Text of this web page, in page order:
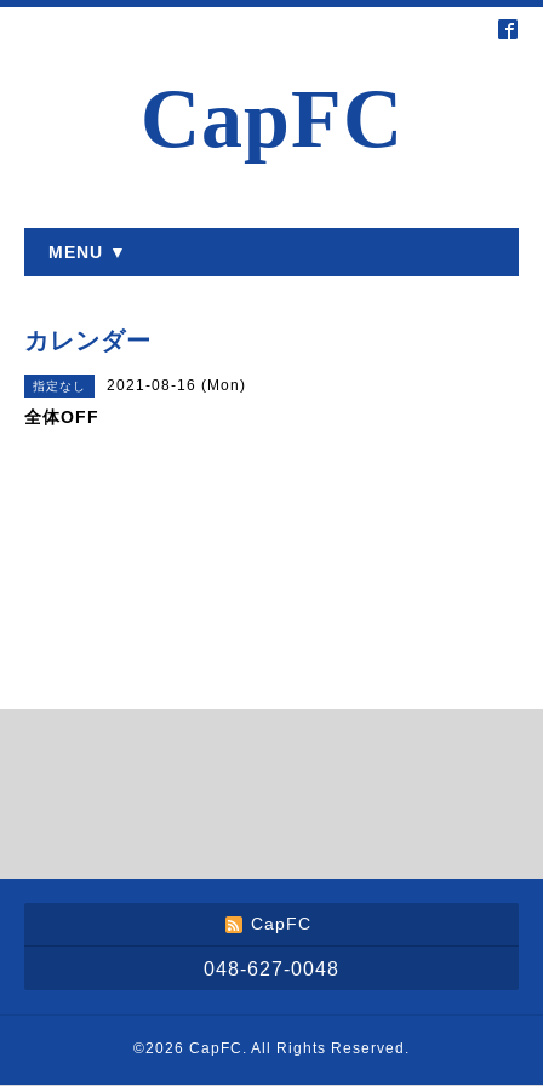
CapFC
MENU ▼
カレンダー
指定なし 2021-08-16 (Mon)
全体OFF
CapFC
048-627-0048
©2026 CapFC . All Rights Reserved.